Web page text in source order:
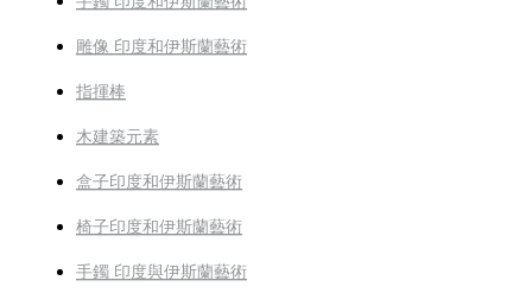
雕像 印度和伊斯蘭藝術
指揮棒
木建築元素
盒子印度和伊斯蘭藝術
椅子印度和伊斯蘭藝術
手鐲 印度與伊斯蘭藝術